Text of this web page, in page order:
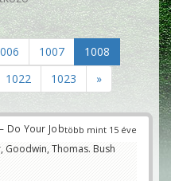
1007
1008
1022 1023 »
több mint 15 éve
Do Your Job
Goodwin, Thomas. Bush